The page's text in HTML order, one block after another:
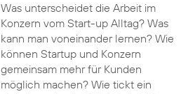
Was unterscheidet die Arbeit im
Konzern vom Start-up Alltag? Was
kann man voneinander lernen? Wie
können Startup und Konzern
gemeinsam mehr für Kunden
möglich machen? Wie tickt ein